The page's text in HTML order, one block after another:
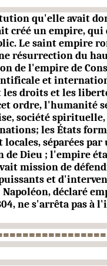
qu'elle avait
créé un empire, qui
Le saint empire
résurrection du
de l'em­pire de
et
droits et les
ordre, l'humanité
société
les États
séparées par
de Dieu ; l'empire
mission de
et
déclaré
ne s'arrêta pas à